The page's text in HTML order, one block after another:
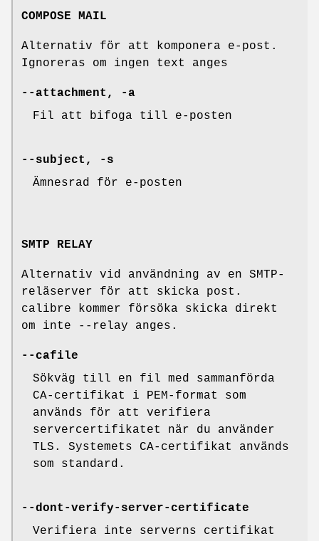
COMPOSE MAIL
Alternativ för att komponera e-post.
Ignoreras om ingen text anges
--attachment, -a
Fil att bifoga till e-posten
--subject, -s
Ämnesrad för e-posten
SMTP RELAY
Alternativ vid användning av en SMTP-
reläserver för att skicka post.
calibre kommer försöka skicka direkt
om inte --relay anges.
--cafile
Sökväg till en fil med sammanförda
CA-certifikat i PEM-format som
används för att verifiera
servercertifikatet när du använder
TLS. Systemets CA-certifikat används
som standard.
--dont-verify-server-certificate
Verifiera inte serverns certifikat